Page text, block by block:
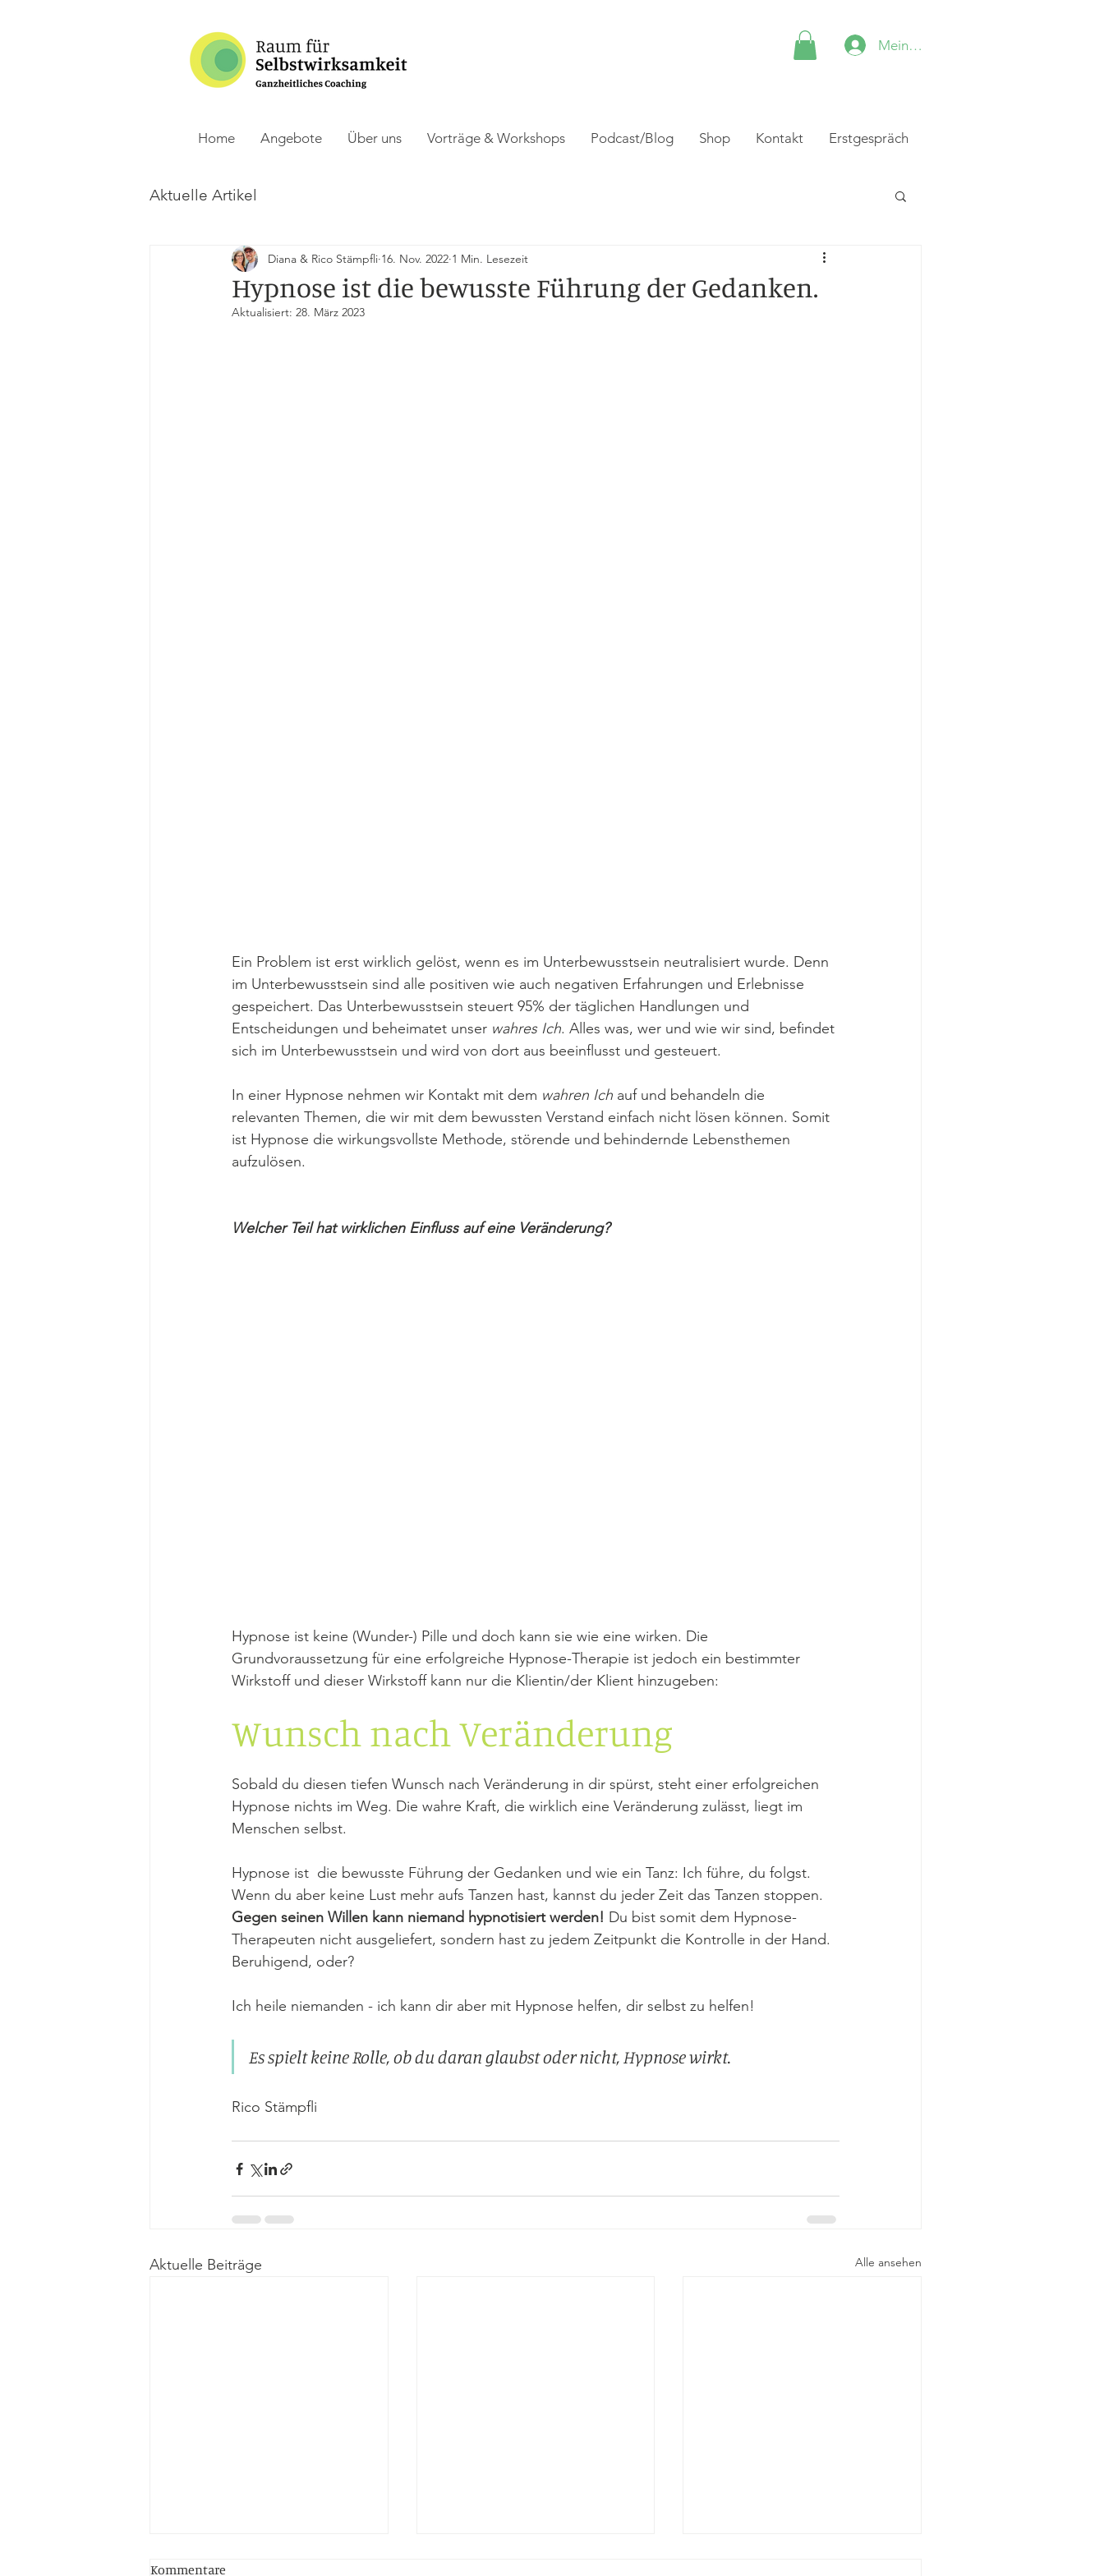
Mein Konto
Home Angebote Über uns Vorträge & Workshops Podcast/Blog Shop Kontakt Erstgespräch
Aktuelle Artikel
Hypnose ist die bewusste Führung der Gedanken.
Diana & Rico Stämpfli 16. Nov. 2022 1 Min. Lesezeit
Aktualisiert: 28. März 2023
Ein Problem ist erst wirklich gelöst, wenn es im Unterbewusstsein neutralisiert wurde. Denn
im Unterbewusstsein sind alle positiven wie auch negativen Erfahrungen und Erlebnisse
gespeichert. Das Unterbewusstsein steuert 95% der täglichen Handlungen und
Entscheidungen und beheimatet unser wahres Ich. Alles was, wer und wie wir sind, befindet
sich im Unterbewusstsein und wird von dort aus beeinflusst und gesteuert.
In einer Hypnose nehmen wir Kontakt mit dem wahren Ich auf und behandeln die
relevanten Themen, die wir mit dem bewussten Verstand einfach nicht lösen können. Somit
ist Hypnose die wirkungsvollste Methode, störende und behindernde Lebensthemen
aufzulösen.
Welcher Teil hat wirklichen Einfluss auf eine Veränderung?
Hypnose ist keine (Wunder-) Pille und doch kann sie wie eine wirken. Die
Grundvoraussetzung für eine erfolgreiche Hypnose-Therapie ist jedoch ein bestimmter
Wirkstoff und dieser Wirkstoff kann nur die Klientin/der Klient hinzugeben:
Wunsch nach Veränderung
Sobald du diesen tiefen Wunsch nach Veränderung in dir spürst, steht einer erfolgreichen
Hypnose nichts im Weg. Die wahre Kraft, die wirklich eine Veränderung zulässt, liegt im
Menschen selbst.
Hypnose ist  die bewusste Führung der Gedanken und wie ein Tanz: Ich führe, du folgst.
Wenn du aber keine Lust mehr aufs Tanzen hast, kannst du jeder Zeit das Tanzen stoppen.
Gegen seinen Willen kann niemand hypnotisiert werden! Du bist somit dem Hypnose-
Therapeuten nicht ausgeliefert, sondern hast zu jedem Zeitpunkt die Kontrolle in der Hand.
Beruhigend, oder?
Ich heile niemanden - ich kann dir aber mit Hypnose helfen, dir selbst zu helfen!
Es spielt keine Rolle, ob du daran glaubst oder nicht, Hypnose wirkt.
Rico Stämpfli
Aktuelle Beiträge Alle ansehen
Kommentare